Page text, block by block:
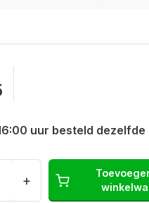
uur besteld
+